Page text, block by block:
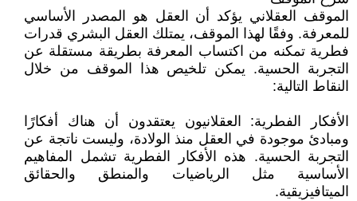
الموقف العقلاني يؤكد أن العقل هو المصدر الأساسي
للمعرفة. وفقًا لهذا الموقف، يمتلك العقل البشري قدرات
فطرية تمكنه من اكتساب المعرفة بطريقة مستقلة عن
التجربة الحسية. يمكن تلخيص هذا الموقف من خلال
النقاط التالية:
الأفكار الفطرية: العقلانيون يعتقدون أن هناك أفكارًا
ومبادئ موجودة في العقل منذ الولادة، وليست ناتجة عن
التجربة الحسية. هذه الأفكار الفطرية تشمل المفاهيم
الأساسية مثل الرياضيات والمنطق والحقائق
الميتافيزيقية.